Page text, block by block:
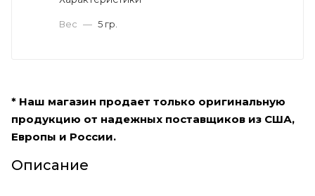
Вес — 5 гр.
* Наш магазин продает только оригинальную
продукцию от надежных поставщиков из США,
Европы и России.
Описание